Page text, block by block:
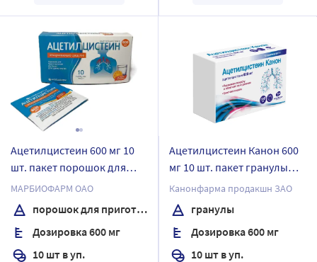
Ацетилцистеин 600 мг 10
шт. пакет порошок для
приготовления раствора
для приема внутрь
МАРБИОФАРМ ОАО
порошок для приготовления раствора
Дозировка 600 мг
10 шт в уп.
Ацетилцистеин Канон 600
мг 10 шт. пакет гранулы
для приготовления
раствора для приема
внутрь
Канонфарма продакшн ЗАО
гранулы
Дозировка 600 мг
10 шт в уп.